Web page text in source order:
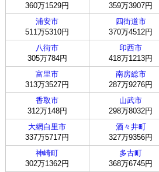
360万1529円
359万3907円
浦安市
511万5310円
四街道市
370万4512円
八街市
305万784円
印西市
418万1213円
富里市
313万3527円
南房総市
287万9276円
香取市
312万148円
山武市
298万8032円
大網白里市
337万5717円
酒々井町
327万9356円
神崎町
302万1362円
多古町
368万6745円